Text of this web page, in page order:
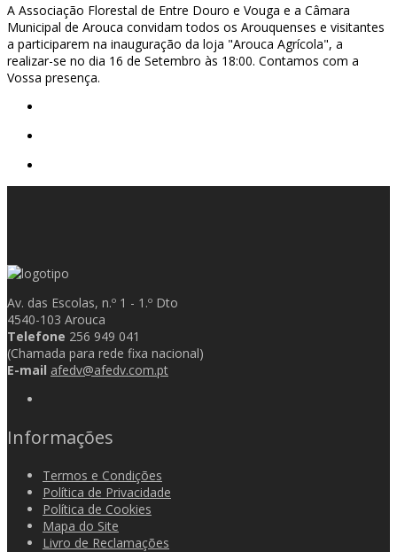
A Associação Florestal de Entre Douro e Vouga e a Câmara
Municipal de Arouca convidam todos os Arouquenses e visitantes
a participarem na inauguração da loja "Arouca Agrícola", a
realizar-se no dia 16 de Setembro às 18:00. Contamos com a
Vossa presença.
Av. das Escolas, n.º 1 - 1.º Dto
4540-103 Arouca
Telefone 256 949 041
(Chamada para rede fixa nacional)
E-mail afedv@afedv.com.pt
Informações
Termos e Condições
Política de Privacidade
Política de Cookies
Mapa do Site
Livro de Reclamações